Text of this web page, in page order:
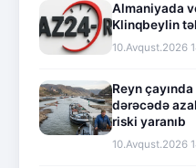
Almaniyada
Klinqbeylin
10.Avqust.2026
Reyn
dərəcədə
riski yaranıb
10.Avqust.2026